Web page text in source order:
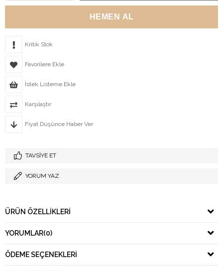
Kritik Stok
Favorilere Ekle
İstek Listeme Ekle
Karşılaştır
Fiyat Düşünce Haber Ver
TAVSIYE ET
YORUM YAZ
ÜRÜN ÖZELLIKLERI
YORUMLAR(0)
ÖDEME SEÇENEKLERI